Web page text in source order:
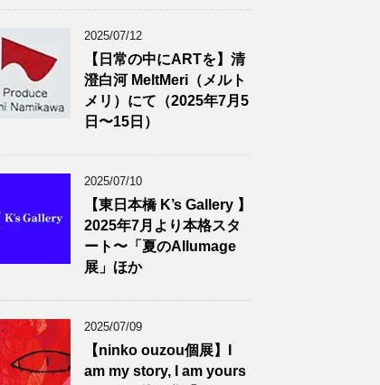
2025/07/12
【日常の中にARTを】清
澄白河 MeltMeri（メルト
メリ）にて（2025年7月5
日〜15日）
2025/07/10
【東日本橋 K’s Gallery 】
2025年7月より本格スタ
ート〜「夏のAllumage
展」ほか
2025/07/09
【ninko ouzou個展】I
am my story, I am yours